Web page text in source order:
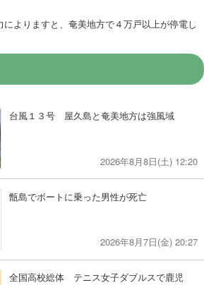
よりますと、奄美地方で４万戸以上が停電し
台風１３号 屋久島と奄美地方は強風域
2026年8月8日(土) 12:20
甑島でボートに乗った男性が死亡
2026年8月7日(金) 20:27
全国高校総体 テニス女子ダブルスで鹿児